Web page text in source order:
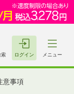
索 ログイン メニュー
意事項